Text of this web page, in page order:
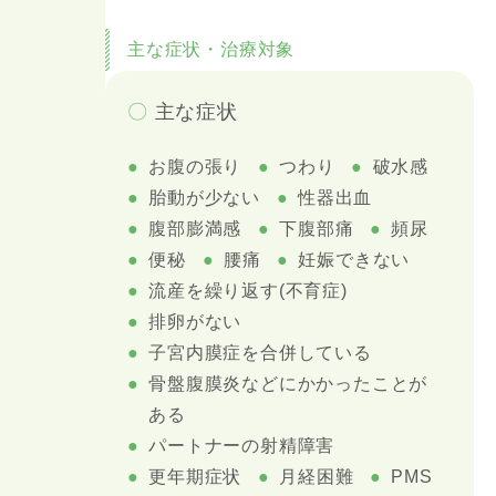
主な症状・治療対象
〇 主な症状
お腹の張り つわり
破水感
胎動が少ない
性器出血
腹部膨満感
下腹部痛
頻尿
便秘
腰痛
妊娠できない
流産を繰り返す(不育症)
排卵がない
子宮内膜症を合併している
骨盤腹膜炎などにかかったことが
ある
パートナーの射精障害
更年期症状
月経困難 PMS